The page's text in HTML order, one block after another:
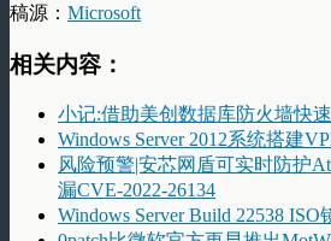
稿源： Microsoft
相关内容：
小记:借助美创数据库防火墙快
Windows Server 2012系统搭建
风险预警|安芯网盾可实时防护
漏CVE-2022-26134
Windows Server Build 22538